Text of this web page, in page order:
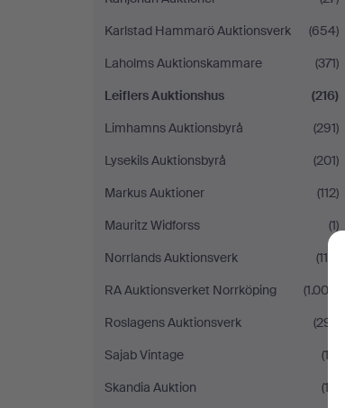
Karlstad Hammarö Auktionsverk
(654)
Laholms Auktionskammare
(371)
Leiflers Auktionshus
(216)
Limhamns Auktionsbyrå
(291)
Lysekils Auktionsbyrå
(201)
Markus Auktioner
(112)
Mauritz Widforss
(1)
Norrlands Auktionsverk
(115)
RA Auktionsverket Norrköping
(1.003)
Roslagens Auktionsverk
(291)
Sajab Vintage
(12)
Skandia Auktion
(13)